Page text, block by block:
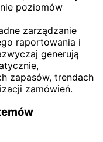
poziomów
zarządzanie
raportowania i
generują
zapasów, trendach
zamówień.